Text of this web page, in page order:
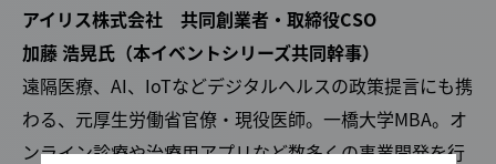
アイリス株式会社 共同創業者・取締役CSO
加藤 浩晃氏（本イベントシリーズ共同幹事）
遠隔医療、AI、IoTなどデジタルヘルスの政策提言にも携
わる、元厚生労働省官僚・現役医師。一橋大学MBA。オ
ンライン診療や治療用アプリなど数多くの事業開発を行